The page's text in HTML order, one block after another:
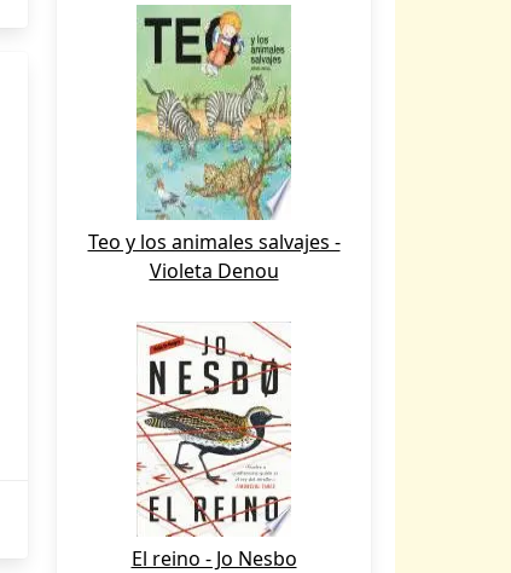
Teo y los animales salvajes -
Violeta Denou
El reino - Jo Nesbo